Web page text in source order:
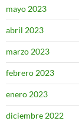
mayo 2023
abril 2023
marzo 2023
febrero 2023
enero 2023
diciembre 2022